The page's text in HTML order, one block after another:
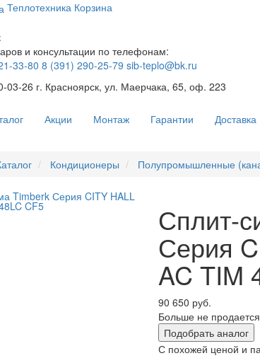
Теплотехника Корзина
и консультации по телефонам:
33-80 8 (391) 290-25-79 sib-teplo@bk.ru
03-26 г. Красноярск, ул. Маерчака, 65, оф. 223
Акции Монтаж Гарантии Доставка
Кондиционеры Полупромышленные
Сплит-
Серия
AC TIM
90 650 руб.
Больше не продается
Подобрать аналог
С похожей ценой и